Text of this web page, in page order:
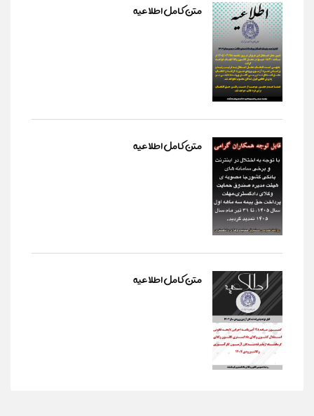
متن کامل اطلاعیه
متن کامل اطلاعیه
متن کامل اطلاعیه